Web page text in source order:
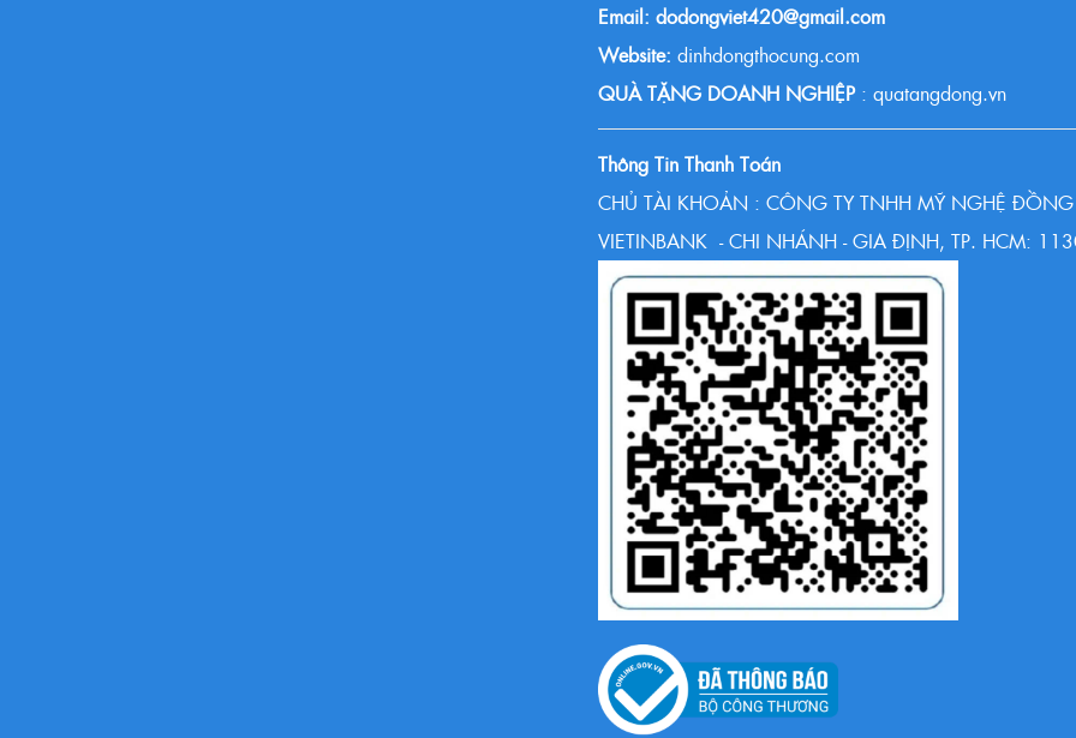
Email: dodongviet420@gmail.com
Website: dinhdongthocung.com
QUÀ TẶNG DOANH NGHIỆP : quatangdong.vn
Thông Tin Thanh Toán
CHỦ TÀI KHOẢN : CÔNG TY TNHH MỸ NGHỆ
VIETINBANK - CHI NHÁNH - GIA ĐỊNH, TP. HCM: